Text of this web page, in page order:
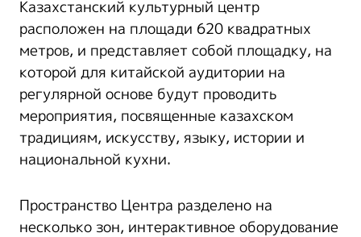
Казахстанский культурный центр
расположен на площади 620 квадратных
метров, и представляет собой площадку, на
которой для китайской аудитории на
регулярной основе будут проводить
мероприятия, посвященные казахском
традициям, искусству, языку, истории и
национальной кухни.
Пространство Центра разделено на
несколько зон, интерактивное оборудование